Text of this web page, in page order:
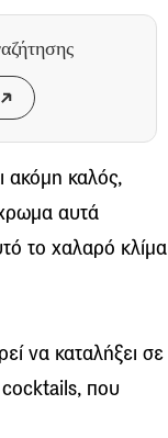
ακόμη καλός,
αυτά
το χαλαρό κλίμα
να καταλήξει σε
cocktails, που